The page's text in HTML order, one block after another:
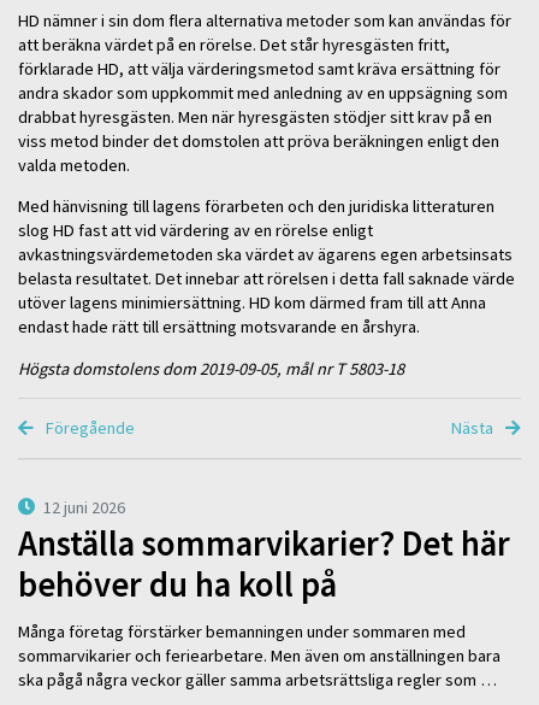
HD nämner i sin dom flera alternativa metoder som kan användas för
att beräkna värdet på en rörelse. Det står hyresgästen fritt,
förklarade HD, att välja värderingsmetod samt kräva ersättning för
andra skador som uppkommit med anledning av en uppsägning som
drabbat hyresgästen. Men när hyresgästen stödjer sitt krav på en
viss metod binder det domstolen att pröva beräkningen enligt den
valda metoden.
Med hänvisning till lagens förarbeten och den juridiska litteraturen
slog HD fast att vid värdering av en rörelse enligt
avkastningsvärdemetoden ska värdet av ägarens egen arbetsinsats
belasta resultatet. Det innebar att rörelsen i detta fall saknade värde
utöver lagens minimiersättning. HD kom därmed fram till att Anna
endast hade rätt till ersättning motsvarande en årshyra.
Högsta domstolens dom 2019-09-05, mål nr T 5803-18
Föregående Nästa
12 juni 2026
Anställa sommarvikarier? Det här
behöver du ha koll på
Många företag förstärker bemanningen under sommaren med
sommarvikarier och feriearbetare. Men även om anställningen bara
ska pågå några veckor gäller samma arbetsrättsliga regler som …